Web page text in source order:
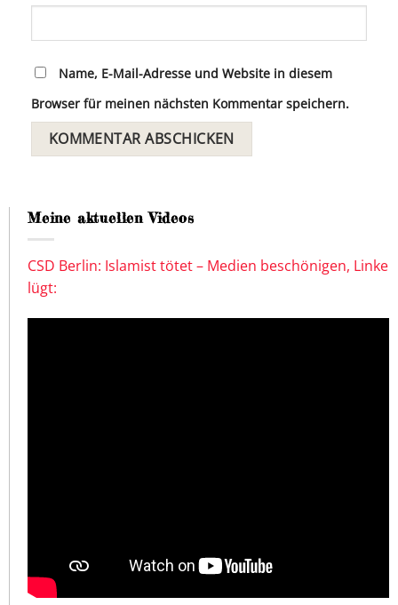
Name, E-Mail-Adresse und Website in diesem
Browser für meinen nächsten Kommentar speichern.
Meine aktuellen Videos
CSD Berlin: Islamist tötet – Medien beschönigen, Linke
lügt: